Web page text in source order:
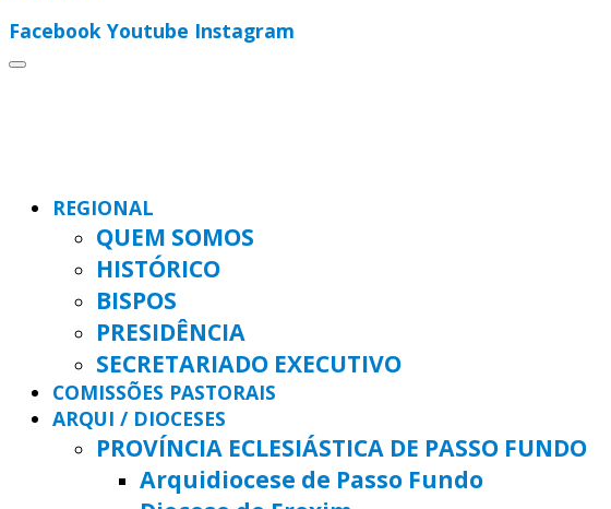
Facebook Youtube Instagram
REGIONAL
QUEM SOMOS
HISTÓRICO
BISPOS
PRESIDÊNCIA
SECRETARIADO EXECUTIVO
COMISSÕES PASTORAIS
ARQUI / DIOCESES
PROVÍNCIA ECLESIÁSTICA DE PASSO FUNDO
Arquidiocese de Passo Fundo